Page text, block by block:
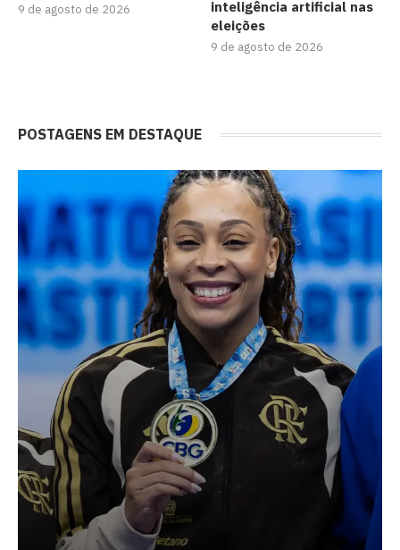
9 de agosto de 2026
inteligência artificial nas
eleições
9 de agosto de 2026
POSTAGENS EM DESTAQUE